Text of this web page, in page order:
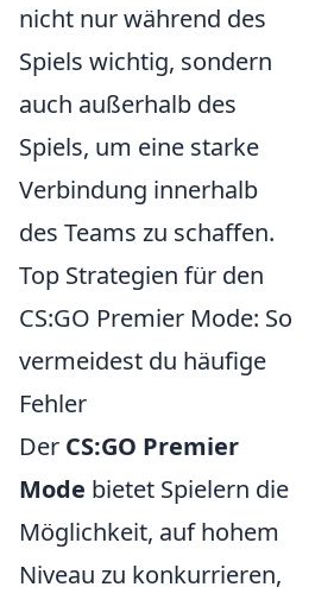
nicht nur während des
Spiels wichtig, sondern
auch außerhalb des
Spiels, um eine starke
Verbindung innerhalb
des Teams zu schaffen.
Top Strategien für den
CS:GO Premier Mode: So
vermeidest du häufige
Fehler
Der CS:GO Premier
Mode bietet Spielern die
Möglichkeit, auf hohem
Niveau zu konkurrieren,